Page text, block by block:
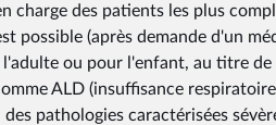
charge des patients les plus
possible (après demande d'un
ou pour l'enfant, au titre de
ALD (insuffisance
pathologies caractérisées